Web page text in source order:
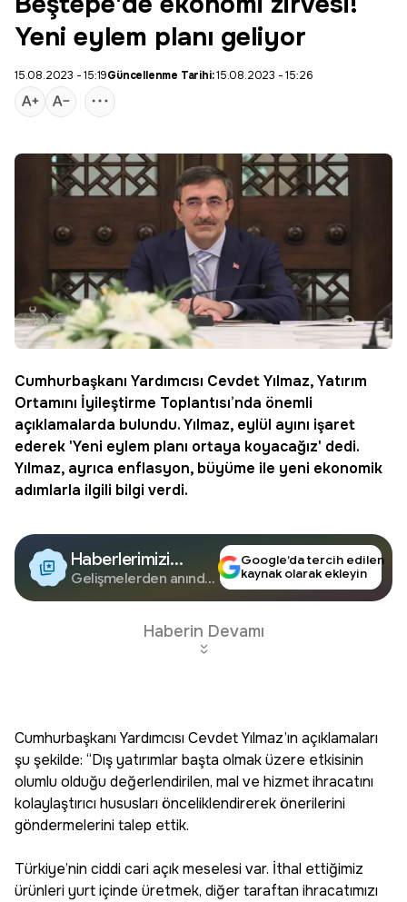
Yeni eylem planı geliyor
15.08.2023 - 15:19Güncellenme Tarihi:15.08.2023 - 15:26
Cumhurbaşkanı Yardımcısı Cevdet Yılmaz, Yatırım
Ortamını İyileştirme Toplantısı’nda önemli
açıklamalarda bulundu. Yılmaz, eylül ayını işaret
ederek 'Yeni eylem planı ortaya koyacağız' dedi.
Yılmaz, ayrıca enflasyon, büyüme ile yeni ekonomik
adımlarla ilgili bilgi verdi.
Haberlerimizi
Google'da Takip
Edin
Gelişmelerden anında
Google’da tercih edilen
kaynak olarak ekleyin
Haberin Devamı
Cumhurbaşkanı Yardımcısı Cevdet Yılmaz’ın açıklamaları
şu şekilde: “Dış yatırımlar başta olmak üzere etkisinin
olumlu olduğu değerlendirilen, mal ve hizmet ihracatını
kolaylaştırıcı hususları önceliklendirerek önerilerini
göndermelerini talep ettik.
Türkiye’nin ciddi cari açık meselesi var. İthal ettiğimiz
ürünleri yurt içinde üretmek, diğer taraftan ihracatımızı